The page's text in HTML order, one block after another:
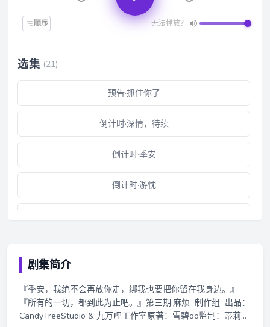
顺序 无法播放？
选集 (21)
预告·抓住你了
倒计时·深情，待续
倒计时·季安
倒计时·游忱
第二期·醉酒
剧集简介
『季安，我绝不会再放你走，绑我也要把你留在我身边。』
『所有的一切，都到此为止吧。』第三期·麻烦=制作组=出品：
CandyTreeStudio & 九万哩工作室原著：雪碧oo监制：蒂莉瑟